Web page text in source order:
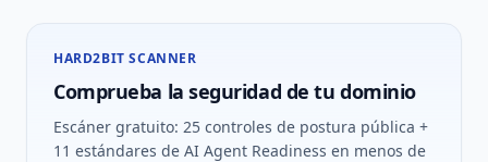
HARD2BIT SCANNER
Comprueba la seguridad de tu dominio
Escáner gratuito: 25 controles de postura pública +
11 estándares de AI Agent Readiness en menos de